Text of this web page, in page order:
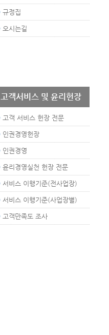
규정집
오시는길
고객서비스 및 윤리헌장
고객 서비스 헌장 전문
인권경영헌장
인권경영
윤리경영실천 헌장 전문
서비스 이행기준(전사업장)
서비스 이행기준(사업장별)
고객만족도 조사